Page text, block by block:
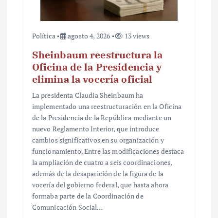
Política agosto 4, 2026 13 views
Sheinbaum reestructura la
Oficina de la Presidencia y
elimina la vocería oficial
La presidenta Claudia Sheinbaum ha
implementado una reestructuración en la Oficina
de la Presidencia de la República mediante un
nuevo Reglamento Interior, que introduce
cambios significativos en su organización y
funcionamiento. Entre las modificaciones destaca
la ampliación de cuatro a seis coordinaciones,
además de la desaparición de la figura de la
vocería del gobierno federal, que hasta ahora
formaba parte de la Coordinación de
Comunicación Social…